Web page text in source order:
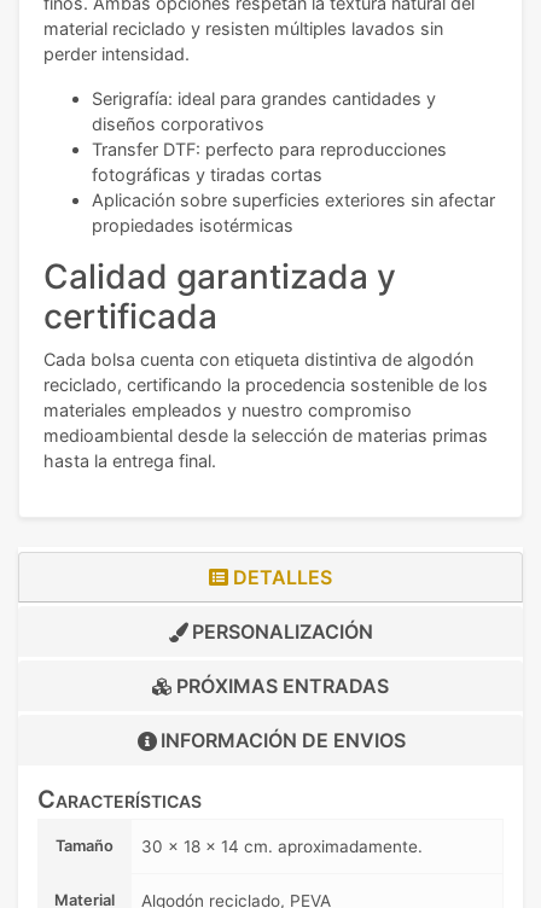
material reciclado y resisten múltiples lavados sin
perder intensidad.
Serigrafía: ideal para grandes cantidades y
diseños corporativos
Transfer DTF: perfecto para reproducciones
fotográficas y tiradas cortas
Aplicación sobre superficies exteriores sin afectar
propiedades isotérmicas
Calidad garantizada y
certificada
Cada bolsa cuenta con etiqueta distintiva de algodón
reciclado, certificando la procedencia sostenible de los
materiales empleados y nuestro compromiso
medioambiental desde la selección de materias primas
hasta la entrega final.
DETALLES
PERSONALIZACIÓN
PRÓXIMAS ENTRADAS
INFORMACIÓN DE ENVIOS
Características
Tamaño 30 x 18 x 14 cm. aproximadamente.
Material Algodón reciclado, PEVA